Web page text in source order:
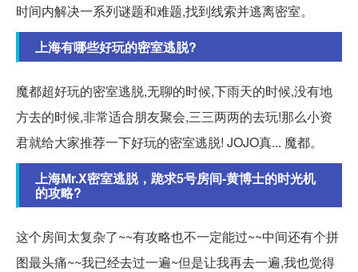
时间内解决一系列谜题和难题,找到线索并逃离密室。
上海有哪些好玩的密室逃脱?
魔都超好玩的密室逃脱,无聊的时候,下雨天的时候,没有地
方去的时候,非常适合朋友聚会,三三两两的去玩!那么小资
君就给大家推荐一下好玩的密室逃脱! JOJO真... 魔都。
上海Mr.X密室逃脱，跪求5号房间-黄博士的时光机
的攻略?
这个房间太复杂了~~有攻略也不一定能过~~中间还有个拼
图最头痛~~我已经去过一遍~但是让我再去一遍,我也觉得